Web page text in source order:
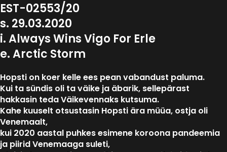
EST-02553/20
s. 29.03.2020
i. Always Wins Vigo For Erle
e. Arctic Storm
Hopsti on koer kelle ees pean vabandust paluma.
Kui ta sündis oli ta väike ja äbarik, sellepärast
hakkasin teda Väikevennaks kutsuma.
Kahe kuuselt otsustasin Hopsti ära müüa, ostja oli
Venemaalt,
kui 2020 aastal puhkes esimene koroona pandeemia
ja piirid Venemaaga suleti,